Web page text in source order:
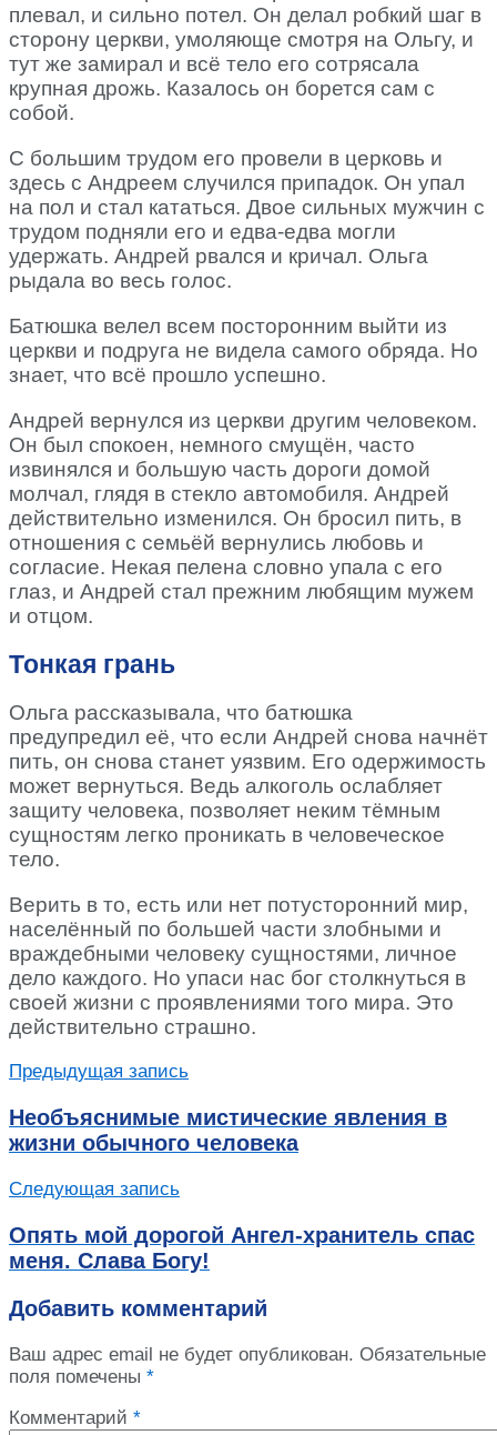
плевал, и сильно потел. Он делал робкий шаг в
сторону церкви, умоляюще смотря на Ольгу, и
тут же замирал и всё тело его сотрясала
крупная дрожь. Казалось он борется сам с
собой.
С большим трудом его провели в церковь и
здесь с Андреем случился припадок. Он упал
на пол и стал кататься. Двое сильных мужчин с
трудом подняли его и едва-едва могли
удержать. Андрей рвался и кричал. Ольга
рыдала во весь голос.
Батюшка велел всем посторонним выйти из
церкви и подруга не видела самого обряда. Но
знает, что всё прошло успешно.
Андрей вернулся из церкви другим человеком.
Он был спокоен, немного смущён, часто
извинялся и большую часть дороги домой
молчал, глядя в стекло автомобиля. Андрей
действительно изменился. Он бросил пить, в
отношения с семьёй вернулись любовь и
согласие. Некая пелена словно упала с его
глаз, и Андрей стал прежним любящим мужем
и отцом.
Тонкая грань
Ольга рассказывала, что батюшка
предупредил её, что если Андрей снова начнёт
пить, он снова станет уязвим. Его одержимость
может вернуться. Ведь алкоголь ослабляет
защиту человека, позволяет неким тёмным
сущностям легко проникать в человеческое
тело.
Верить в то, есть или нет потусторонний мир,
населённый по большей части злобными и
враждебными человеку сущностями, личное
дело каждого. Но упаси нас бог столкнуться в
своей жизни с проявлениями того мира. Это
действительно страшно.
Предыдущая запись
Необъяснимые мистические явления в
жизни обычного человека
Следующая запись
Опять мой дорогой Ангел-хранитель спас
меня. Слава Богу!
Добавить комментарий
Ваш адрес email не будет опубликован. Обязательные
поля помечены *
Комментарий *